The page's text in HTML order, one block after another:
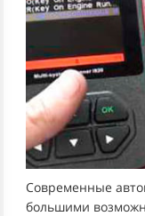
Современные
большими